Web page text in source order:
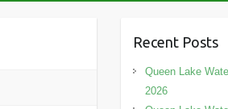
Recent Posts
Queen Lake
2026